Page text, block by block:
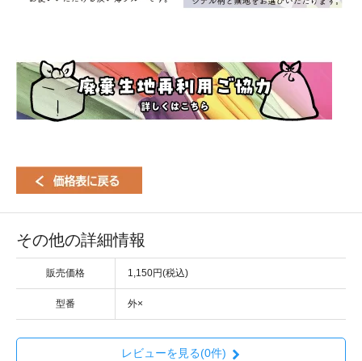
その他の詳細情報
販売価格 1,150円(税込)
型番 外×
レビューを見る(0件)